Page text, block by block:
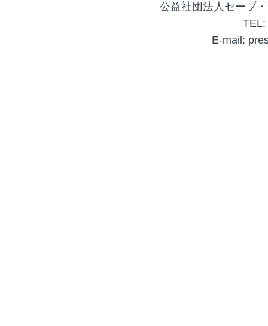
公益社団法人セーブ
E-mail: